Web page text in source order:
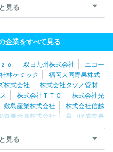
ム・シー・ヘルスケアホールディン
ァーマインターナショナル株式会
クロス株式会社
見る
企業をすべて見る
ｏ 双日九州株式会社
エコー
林ケミック
福岡大同青果株式
株式会社
株式会社タツノ管財
株式会社ＴＴＣ
株式会社光
敷島産業株式会社
株式会社信越
青果合同株式会社
富山促成青果
ービス
イツワ商事株式会社
株式会社名港フラワーブリッジ
見る